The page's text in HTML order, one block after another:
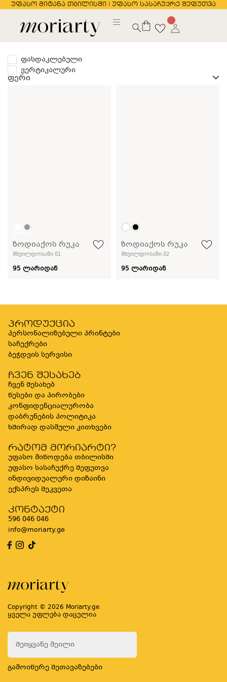
უფასო მიტანა თბილისში | უფასო სასაჩუქრე შეფუთვა
ფასდაკლებული
ვერტიკალური
ფერი
ზოდიაქოს რუკა
მშვილდოსანი 01
95 ლარიდან
ზოდიაქოს რუკა
მშვილდოსანი 02
95 ლარიდან
პროდუქცია
პერსონალიზებული პრინტები
საჩუქრები
ბეჭდვის სერვისი
ჩვენ შესახებ
ჩვენ შესახებ
წესები და პირობები
კონფიდენციალურობა
დაბრუნების პოლიტიკა
ხშირად დასმული კითხვები
რატომ მორიარტი?
უფასო მიწოდება თბილისში
უფასო სასაჩუქრე შეფუთვა
ინდივიდუალური დიზაინი
ექსპრეს შეკვეთა
კონტაქტი
596 046 046
info@moriarty.ge
Copyright © 2026 Moriarty.ge
ყველა უფლება დაცულია
გამოიწერე შეთავაზებები